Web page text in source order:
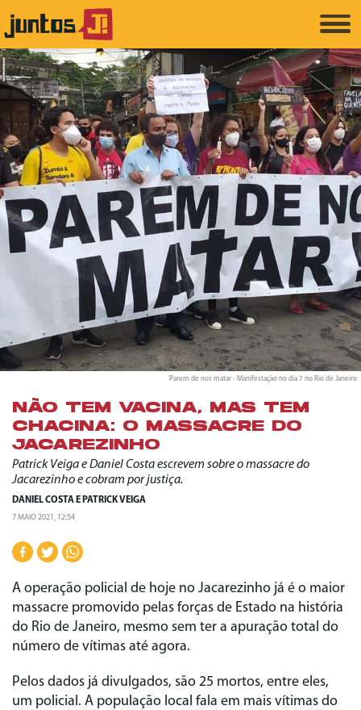
Parem de nos matar - Manifestação no dia 7 no Rio de Janeiro
NÃO TEM VACINA, MAS TEM
CHACINA: O MASSACRE DO
JACAREZINHO
Patrick Veiga e Daniel Costa escrevem sobre o massacre do
Jacarezinho e cobram por justiça.
DANIEL COSTA E PATRICK VEIGA
7 MAIO 2021, 12:54
A operação policial de hoje no Jacarezinho já é o maior
massacre promovido pelas forças de Estado na história
do Rio de Janeiro, mesmo sem ter a apuração total do
número de vítimas até agora.
Pelos dados já divulgados, são 25 mortos, entre eles,
um policial. A população local fala em mais vítimas do